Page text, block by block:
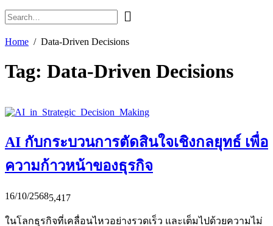
Home Data-Driven Decisions
Tag: Data-Driven Decisions
AI กับกระบวนการตัดสินใจเชิงกลยุทธ์ เพื่อ
ความก้าวหน้าของธุรกิจ
16/10/25685,417
ในโลกธุรกิจที่เคลื่อนไหวอย่างรวดเร็ว และเต็มไปด้วยความไม่